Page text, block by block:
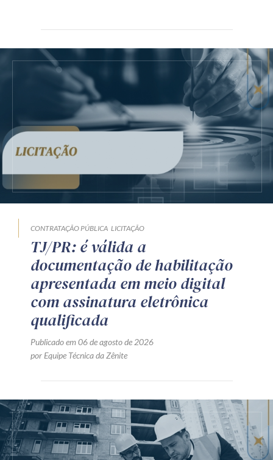
CONTRATAÇÃO PÚBLICA LICITAÇÃO
TJ/PR: é válida a
documentação de habilitação
apresentada em meio digital
com assinatura eletrônica
qualificada
Publicado em 06 de agosto de 2026
por Equipe Técnica da Zênite